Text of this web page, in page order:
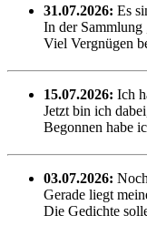
31.07.2026: Es
In der Sammlung
Viel Vergnügen
15.07.2026: Ich
Jetzt bin ich
Begonnen habe
03.07.2026:
Gerade liegt
Die Gedichte